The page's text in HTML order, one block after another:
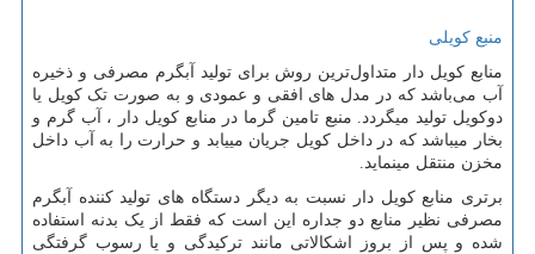
منبع کویلی
منابع کویل ‌دار متداول‌ترین روش برای تولید آبگرم مصرفی و ذخیره
آب می‌باشد که در مدل های افقی و عمودی و به صورت تک کویل یا
دوکویل تولید میگردد. منبع تامین گرما در منابع کویل دار ، آب گرم و
بخار میباشد که در داخل کویل جریان مییابد و حرارت را به آب داخل
مخزن منتقل مینماید.
برتری منابع کویل دار نسبت به دیگر دستگاه های تولید کننده آبگرم
مصرفی نظیر منابع دو جداره این است که فقط از یک بدنه استفاده
شده و پس از بروز اشکالاتی مانند ترکیدگی و یا رسوب گرفتگی